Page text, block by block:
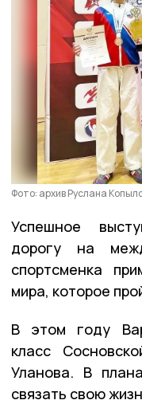
Фото: архив Руслана
Успешное
дорогу на
спортсменка
мира, которое
В этом году
класс
Уланова. В
связать свою